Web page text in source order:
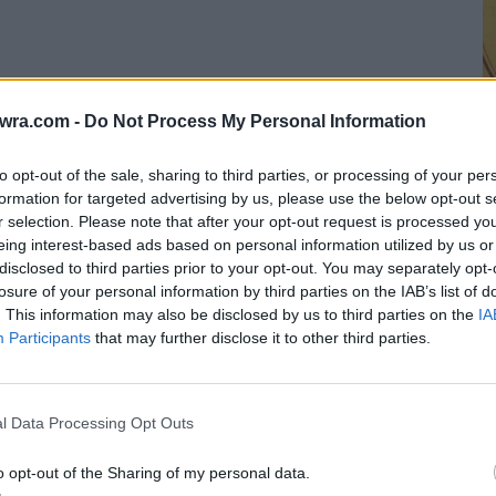
- Do Not Process My Personal Information
opt-out of the sale, sharing to third parties, or processing of your
for targeted advertising by us, please use the below opt-out
selection. Please note that after your opt-out request is processed
interest-based ads based on personal information utilized by us
to third parties prior to your opt-out. You may separately
of your personal information by third parties on the IAB’s list of
This information may also be disclosed by us to third parties on the
Participants that may further disclose it to other third parties.
Data Processing Opt Outs
opt-out of the Sharing of my personal data.
έχει πει:
να δώσω από παιδί, από τις πρώτες μέρες
πρώτα και πάνω απ΄ όλους οι γονείς μου οι
της υδροκεφαλίας ήταν δύο νέα παιδιά
ίδιοι μαζί μου αυτόν τον αγώνα. Επίσης
από όλα άνθρωπος και μετά γιατρός, ο
τους ανθρώπους είμαι σήμερα εδώ κοντά
Όλο αυτό μου άφησε δύναμη στην ψυχή
7